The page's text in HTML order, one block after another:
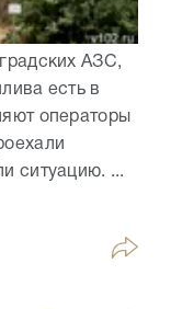
АЗС,
есть в
операторы
ситуацию. ...